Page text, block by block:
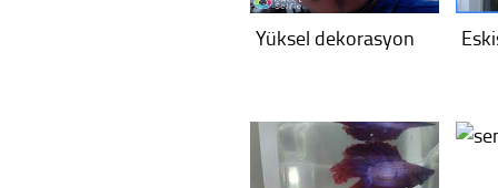
Yüksel dekorasyon